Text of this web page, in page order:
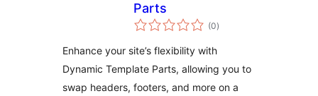
Parts
(0total
ratings
)
Enhance your site’s flexibility with
Dynamic Template Parts, allowing you to
swap headers, footers, and more on a